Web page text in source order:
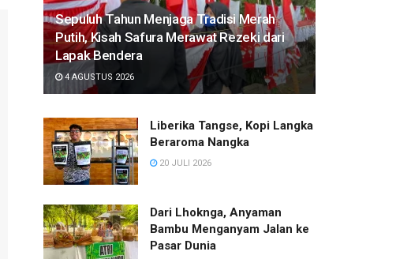
Sepuluh Tahun Menjaga Tradisi Merah
Putih, Kisah Safura Merawat Rezeki dari
Lapak Bendera
4 AGUSTUS 2026
Liberika Tangse, Kopi Langka
Beraroma Nangka
20 JULI 2026
Dari Lhoknga, Anyaman
Bambu Menganyam Jalan ke
Pasar Dunia